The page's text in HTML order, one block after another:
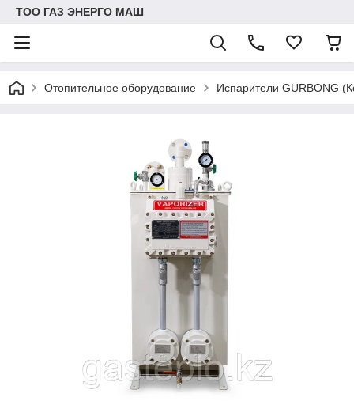
ТОО ГАЗ ЭНЕРГО МАШ
Отопительное оборудование Испарители GURBONG